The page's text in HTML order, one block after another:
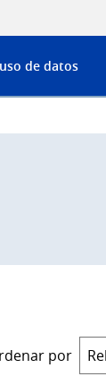
de datos
por